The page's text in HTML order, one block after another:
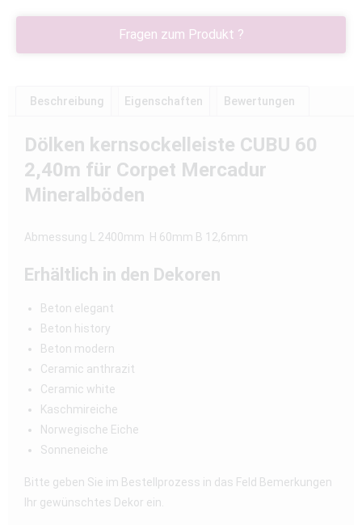
Fragen zum Produkt ?
Beschreibung Eigenschaften Bewertungen
Dölken kernsockelleiste CUBU 60
2,40m für Corpet Mercadur
Mineralböden
Abmessung L 2400mm H 60mm B 12,6mm
Erhältlich in den Dekoren
Beton elegant
Beton history
Beton modern
Ceramic anthrazit
Ceramic white
Kaschmireiche
Norwegische Eiche
Sonneneiche
Bitte geben Sie im Bestellprozess in das Feld Bemerkungen
Ihr gewünschtes Dekor ein.